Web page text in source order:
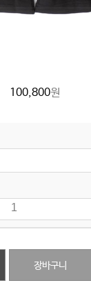
100,800원
장바구니